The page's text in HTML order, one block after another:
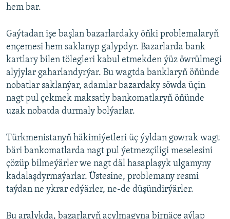
hem bar.
Gaýtadan işe başlan bazarlardaky öňki problemalaryň
ençemesi hem saklanyp galypdyr. Bazarlarda bank
kartlary bilen tölegleri kabul etmekden ýüz öwrülmegi
alyjylar gaharlandyrýar. Bu wagtda banklaryň öňünde
nobatlar saklanýar, adamlar bazardaky söwda üçin
nagt pul çekmek maksatly bankomatlaryň öňünde
uzak nobatda durmaly bolýarlar.
Türkmenistanyň häkimiýetleri üç ýyldan gowrak wagt
bäri bankomatlarda nagt pul ýetmezçiligi meselesini
çözüp bilmeýärler we nagt däl hasaplaşyk ulgamyny
kadalaşdyrmaýarlar. Üstesine, problemany resmi
taýdan ne ykrar edýärler, ne-de düşündirýärler.
Bu aralykda, bazarlaryň açylmagyna birnäçe aýlap